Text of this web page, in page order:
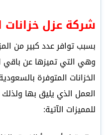
شركة عزل خزانات
بسبب توافر عدد كبير من
وهي التي تميزها عن
الخزانات المتوفرة
العمل الذي يليق بها
للمميزات الآتية: